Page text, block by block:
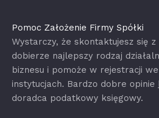
Pomoc Założenie Firmy Spółki
Wystarczy, że skontaktujesz się z
dobierze najlepszy rodzaj
biznesu i pomoże w rejestracji
instytucjach. Bardzo dobre opinie
doradca podatkowy księgowy.